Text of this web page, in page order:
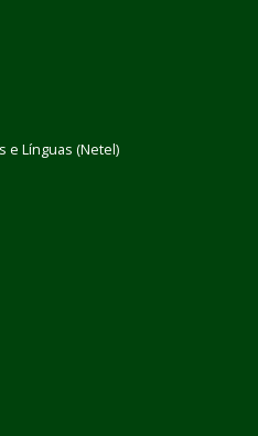
e Línguas (Netel)